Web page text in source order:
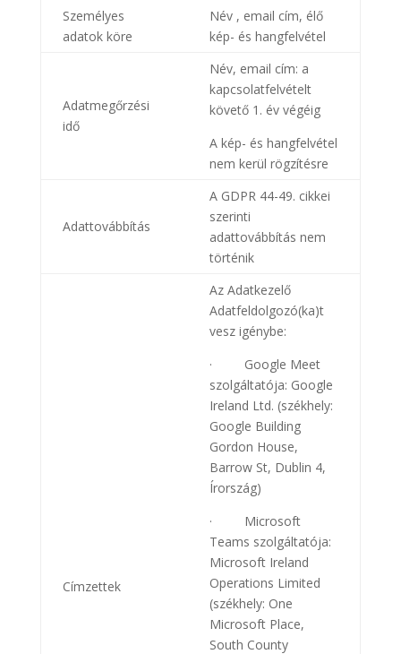
Személyes
adatok köre
Név , email cím, élő
kép- és hangfelvétel
Adatmegőrzési
idő
Név, email cím: a
kapcsolatfelvételt
követő 1. év végéig
A kép- és hangfelvétel
nem kerül rögzítésre
Adattovábbítás
A GDPR 44-49. cikkei
szerinti
adattovábbítás nem
történik
Címzettek
Az Adatkezelő
Adatfeldolgozó(ka)t
vesz igénybe:
· Google Meet
szolgáltatója: Google
Ireland Ltd. (székhely:
Google Building
Gordon House,
Barrow St, Dublin 4,
Írország)
· Microsoft
Teams szolgáltatója:
Microsoft Ireland
Operations Limited
(székhely: One
Microsoft Place,
South County